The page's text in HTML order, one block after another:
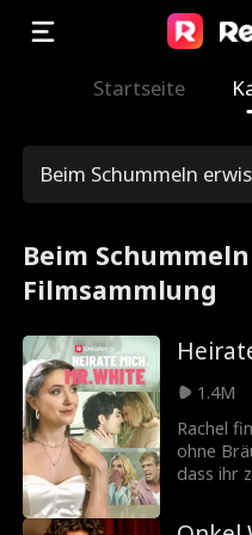
Startseite
Beim Schummeln
Beim
Filmsammlung
1.4M
Rachel
ohne
dass ihr
weigert